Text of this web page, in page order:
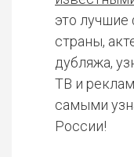
это
страны,
дубляжа,
ТВ и
самыми
России!